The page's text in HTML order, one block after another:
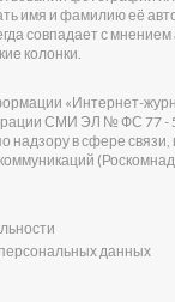
имя и фамилию её
совпадает с
колонки.
«Интернет-
СМИ ЭЛ № ФС 77 -
надзору в сфере
данных